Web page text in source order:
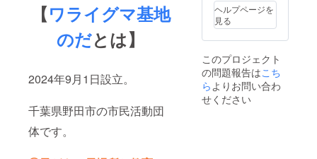
【ワライグマ基地
のだとは】
2024年9月1日設立。
千葉県野田市の市民活動団
体です。
ヘルプページを
見る
このプロジェクト
の問題報告はこち
らよりお問い合わ
せください